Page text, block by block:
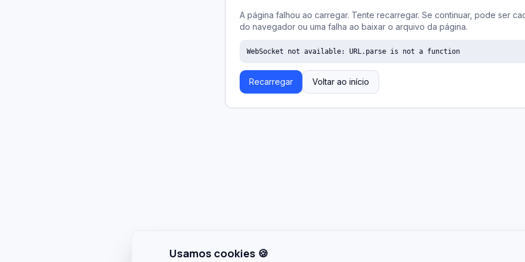
A página falhou ao carregar. Tente recarregar. Se continuar, pode ser
do navegador ou uma falha ao baixar o arquivo da página.
WebSocket not available: URL.parse is not a function
Recarregar Voltar ao início
Usamos cookies 🍪